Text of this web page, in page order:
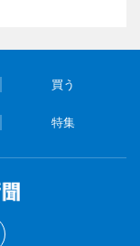
買う
特集